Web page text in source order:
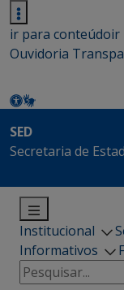
ir para conteúdoir
Ouvidoria
SED
Secretaria de
Institucional
Informativos
Pesquisar